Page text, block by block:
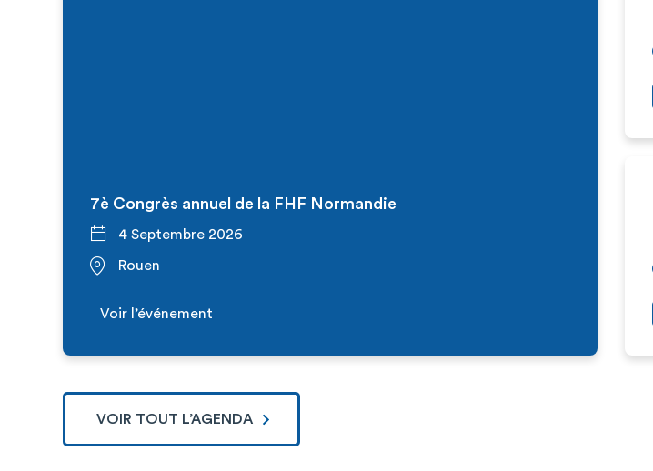
7è Congrès annuel de la FHF Normandie
4 Septembre 2026
Rouen
Voir l’événement
VOIR TOUT L’AGENDA